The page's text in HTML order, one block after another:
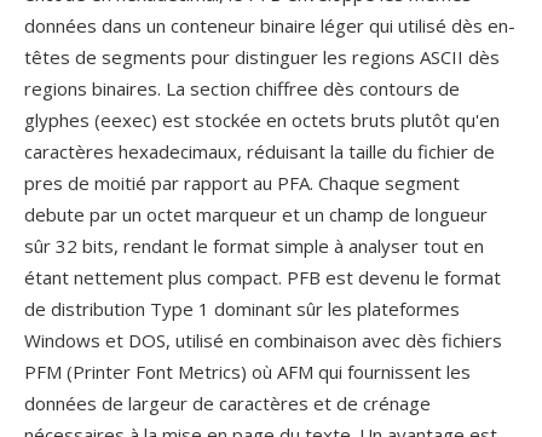
données dans un conteneur binaire léger qui utilisé dès en-
têtes de segments pour distinguer les regions ASCII dès
regions binaires. La section chiffree dès contours de
glyphes (eexec) est stockée en octets bruts plutôt qu'en
caractères hexadecimaux, réduisant la taille du fichier de
pres de moitié par rapport au PFA. Chaque segment
debute par un octet marqueur et un champ de longueur
sûr 32 bits, rendant le format simple à analyser tout en
étant nettement plus compact. PFB est devenu le format
de distribution Type 1 dominant sûr les plateformes
Windows et DOS, utilisé en combinaison avec dès fichiers
PFM (Printer Font Metrics) où AFM qui fournissent les
données de largeur de caractères et de crénage